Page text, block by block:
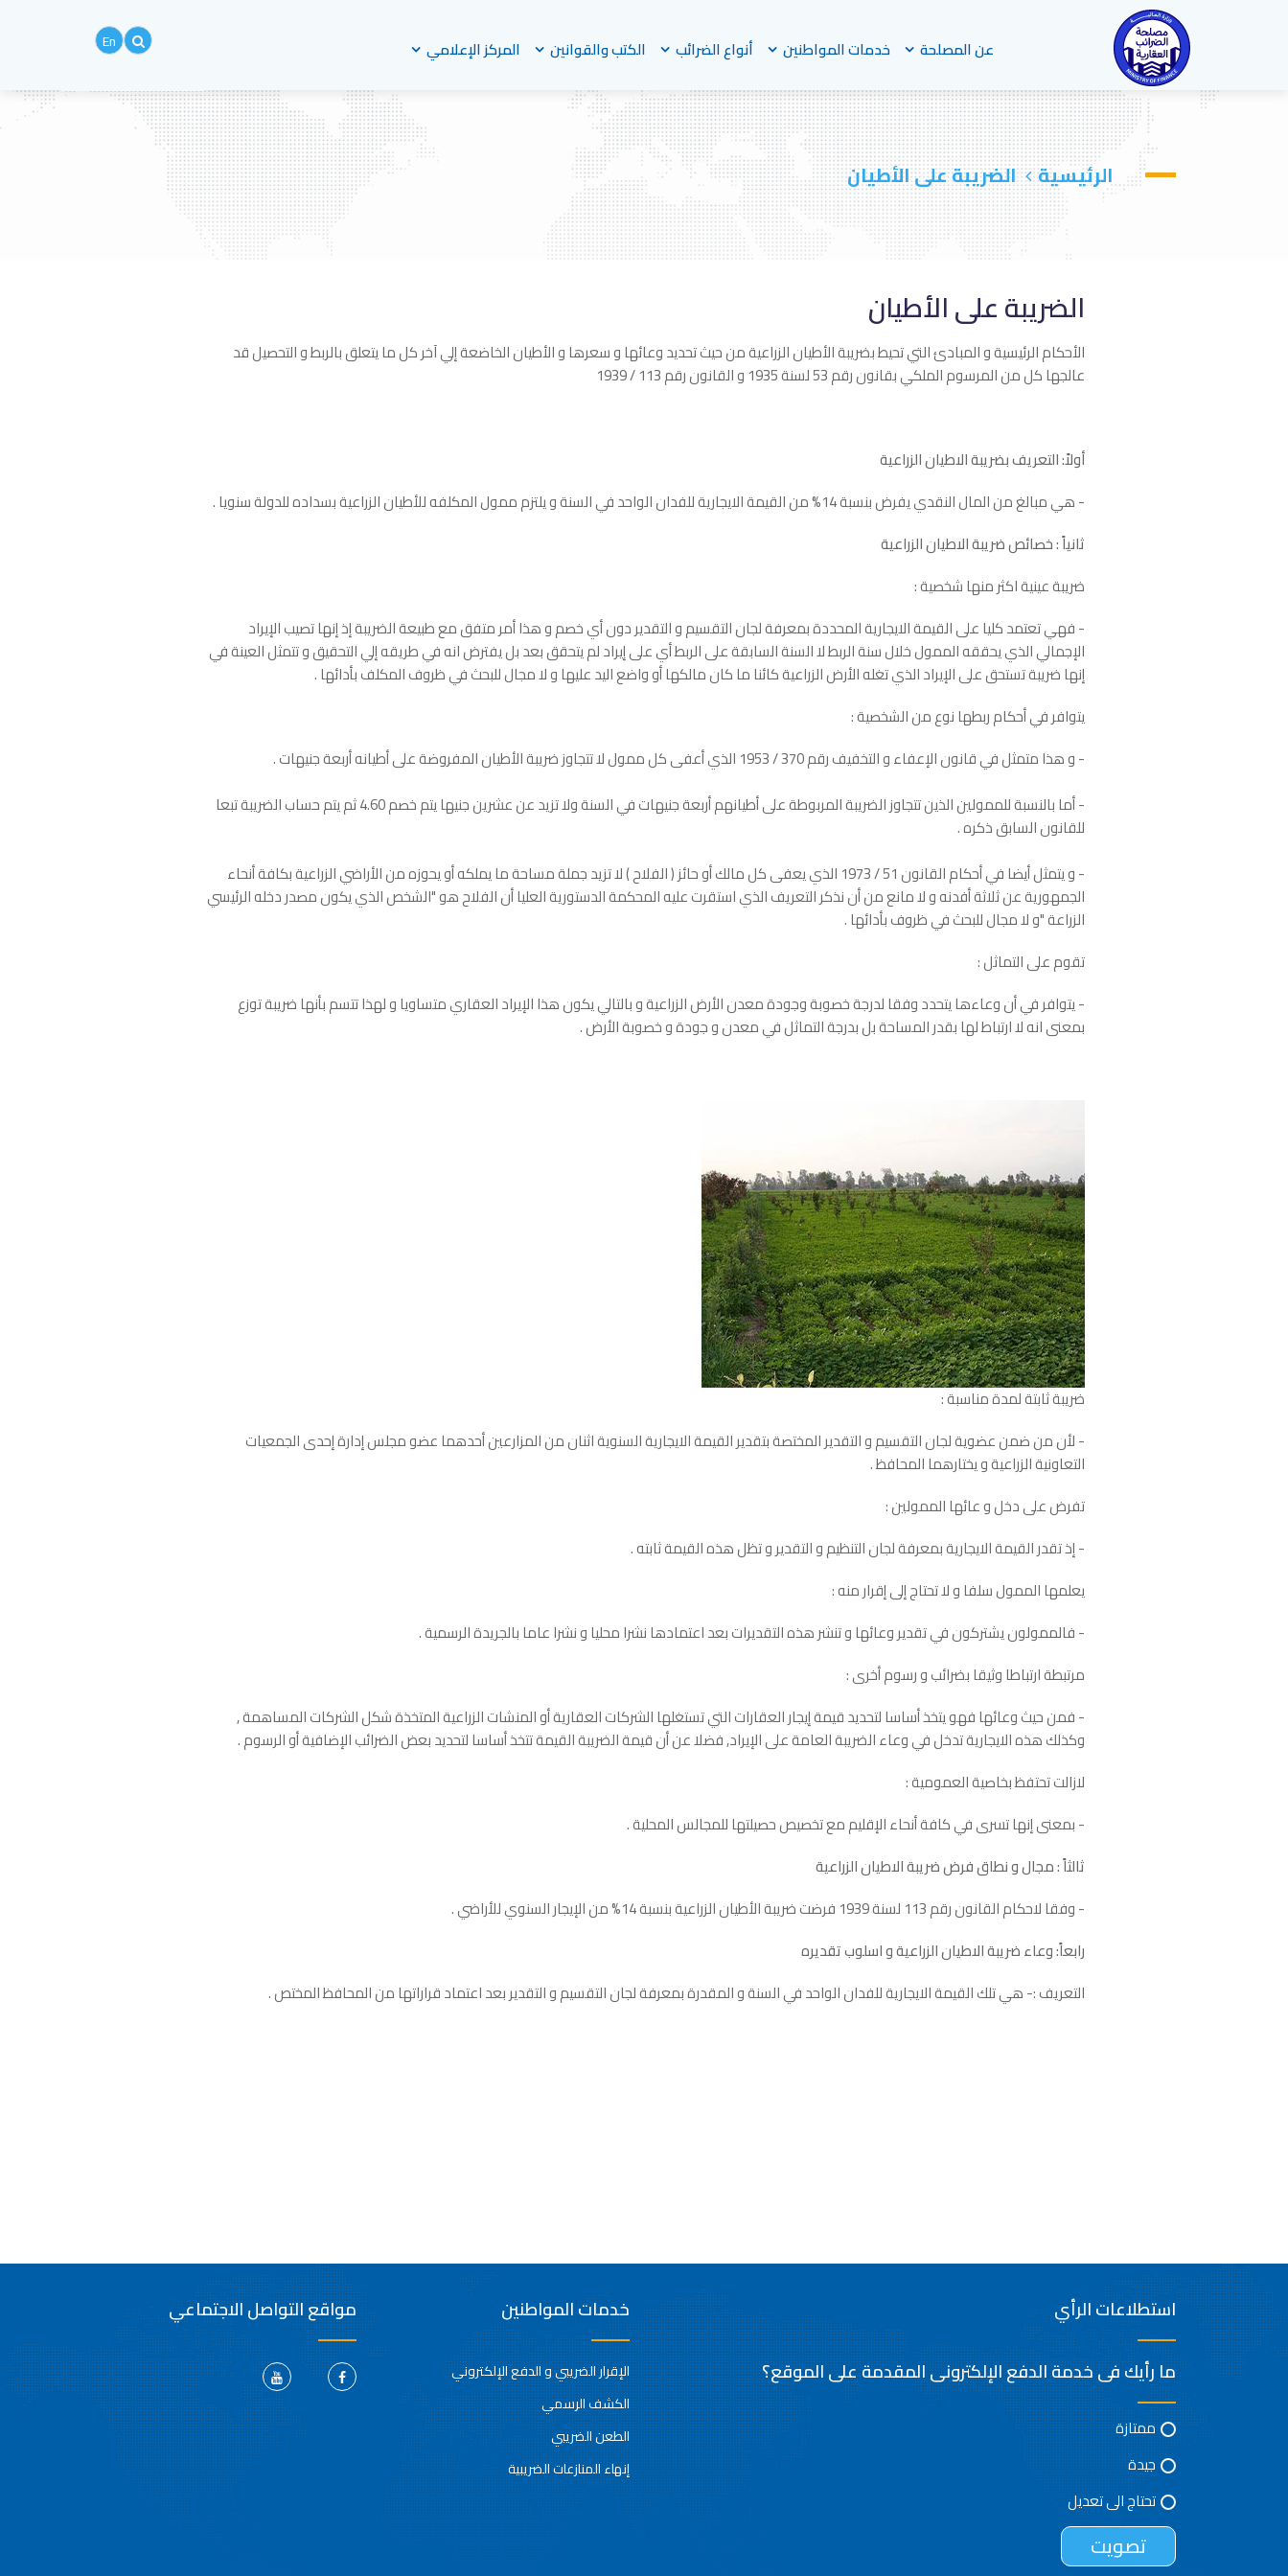
عن المصلحة خدمات المواطنين أنواع الضرائب الكتب والقوانين المركز الإعلامي En
الرئيسية الضريبة على الأطيان
الضريبة على الأطيان
الأحكام الرئيسية و المبادئ التي تحيط بضريبة الأطيان الزراعية من حيث تحديد وعائها و سعرها و الأطيان الخاضعة إلي آخر كل ما يتعلق بالربط و التحصيل قد
عالجها كل من المرسوم الملكي بقانون رقم 53 لسنة 1935 و القانون رقم 113 / 1939
أولاً: التعريف بضريبة الاطيان الزراعية
- هي مبالغ من المال النقدي يفرض بنسبة 14% من القيمة الايجارية للفدان الواحد في السنة و يلتزم ممول المكلفه للأطيان الزراعية بسداده للدولة سنويا .
ثانياً : خصائص ضريبة الاطيان الزراعية
ضريبة عينية اكثر منها شخصية :
- فهي تعتمد كليا على القيمة الايجارية المحددة بمعرفة لجان التقسيم و التقدير دون أي خصم و هذا أمر متفق مع طبيعة الضريبة إذ إنها تصيب الإيراد
الإجمالي الذي يحققه الممول خلال سنة الربط لا السنة السابقة على الربط أي على إيراد لم يتحقق بعد بل يفترض انه في طريقه إلي التحقيق و تتمثل العينة في
إنها ضريبة تستحق على الإيراد الذي تغله الأرض الزراعية كائنا ما كان مالكها أو واضع اليد عليها و لا مجال للبحث في ظروف المكلف بأدائها .
يتوافر في أحكام ربطها نوع من الشخصية :
- و هذا متمثل في قانون الإعفاء و التخفيف رقم 370 / 1953 الذي أعفى كل ممول لا تتجاوز ضريبة الأطيان المفروضة على أطيانه أربعة جنيهات .
- أما بالنسبة للممولين الذين تتجاوز الضريبة المربوطة على أطيانهم أربعة جنيهات في السنة ولا تزيد عن عشرين جنيها يتم خصم 4.60 ثم يتم حساب الضريبة تبعا
للقانون السابق ذكره .
- و يتمثل أيضا في أحكام القانون 51 / 1973 الذي يعفى كل مالك أو حائز ( الفلاح ) لا تزيد جملة مساحة ما يملكه أو يحوزه من الأراضي الزراعية بكافة أنحاء
الجمهورية عن ثلاثة أفدنه و لا مانع من أن نذكر التعريف الذي استقرت عليه المحكمة الدستورية العليا أن الفلاح هو "الشخص الذي يكون مصدر دخله الرئيسي
الزراعة "و لا مجال للبحث في ظروف بأدائها .
تقوم على التماثل :
- يتوافر في أن وعاءها يتحدد وفقا لدرجة خصوبة وجودة معدن الأرض الزراعية و بالتالي يكون هذا الإيراد العقاري متساويا و لهذا تتسم بأنها ضريبة توزع
بمعنى انه لا ارتباط لها بقدر المساحة بل بدرجة التماثل في معدن و جودة و خصوبة الأرض .
ضريبة ثابتة لمدة مناسبة :
- لأن من ضمن عضوية لجان التقسيم و التقدير المختصة بتقدير القيمة الايجارية السنوية اثنان من المزارعين أحدهما عضو مجلس إدارة إحدى الجمعيات
التعاونية الزراعية و يختارهما المحافظ .
تفرض على دخل و عائها الممولين :
- إذ تقدر القيمة الايجارية بمعرفة لجان التنظيم و التقدير و تظل هذه القيمة ثابته .
يعلمها الممول سلفا و لا تحتاج إلى إقرار منه :
- فالممولون يشتركون في تقدير وعائها و تنشر هذه التقديرات بعد اعتمادها نشرا محليا و نشرا عاما بالجريدة الرسمية .
مرتبطة ارتباطا وثيقا بضرائب و رسوم أخرى :
- فمن حيث وعائها فهو يتخذ أساسا لتحديد قيمة إيجار العقارات التي تستغلها الشركات العقارية أو المنشات الزراعية المتخذة شكل الشركات المساهمة ,
وكذلك هذه الايجارية تدخل في وعاء الضريبة العامة على الإيراد, فضلا عن أن قيمة الضريبة القيمة تتخذ أساسا لتحديد بعض الضرائب الإضافية أو الرسوم .
لازالت تحتفظ بخاصية العمومية :
- بمعنى إنها تسرى في كافة أنحاء الإقليم مع تخصيص حصيلتها للمجالس المحلية .
ثالثاً : مجال و نطاق فرض ضريبة الاطيان الزراعية
- وفقا لاحكام القانون رقم 113 لسنة 1939 فرضت ضريبة الأطيان الزراعية بنسبة 14% من الإيجار السنوي للأراضي .
رابعاً: وعاء ضريبة الاطيان الزراعية و اسلوب تقديره
التعريف :- هي تلك القيمة الايجارية للفدان الواحد في السنة و المقدرة بمعرفة لجان التقسيم و التقدير بعد اعتماد قراراتها من المحافظ المختص .
استطلاعات الرأي
ما رأيك فى خدمة الدفع الإلكترونى المقدمة على الموقع؟
ممتازة
جيدة
تحتاج الى تعديل
خدمات المواطنين
الإقرار الضريبي و الدفع الإلكتروني
الكشف الرسمي
الطعن الضريبي
إنهاء المنازعات الضريبية
مواقع التواصل الاجتماعي